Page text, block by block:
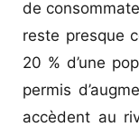
de
reste presque
20 % d’une
permis
accèdent au